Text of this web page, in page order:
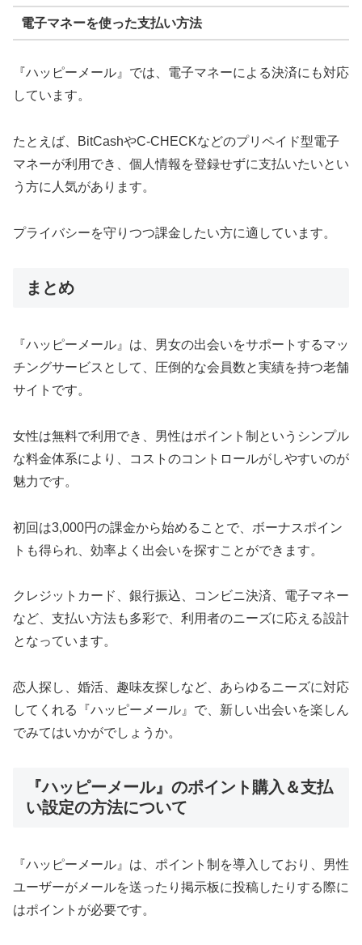
電子マネーを使った支払い方法
『ハッピーメール』では、電子マネーによる決済にも対応
しています。
たとえば、BitCashやC-CHECKなどのプリペイド型電子
マネーが利用でき、個人情報を登録せずに支払いたいとい
う方に人気があります。
プライバシーを守りつつ課金したい方に適しています。
まとめ
『ハッピーメール』は、男女の出会いをサポートするマッ
チングサービスとして、圧倒的な会員数と実績を持つ老舗
サイトです。
女性は無料で利用でき、男性はポイント制というシンプル
な料金体系により、コストのコントロールがしやすいのが
魅力です。
初回は3,000円の課金から始めることで、ボーナスポイン
トも得られ、効率よく出会いを探すことができます。
クレジットカード、銀行振込、コンビニ決済、電子マネー
など、支払い方法も多彩で、利用者のニーズに応える設計
となっています。
恋人探し、婚活、趣味友探しなど、あらゆるニーズに対応
してくれる『ハッピーメール』で、新しい出会いを楽しん
でみてはいかがでしょうか。
『ハッピーメール』のポイント購入＆支払
い設定の方法について
『ハッピーメール』は、ポイント制を導入しており、男性
ユーザーがメールを送ったり掲示板に投稿したりする際に
はポイントが必要です。